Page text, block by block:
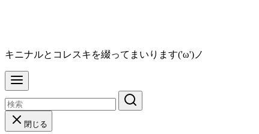
キニナルとコレスキを綴ってまいります('ω')ノ
閉じる